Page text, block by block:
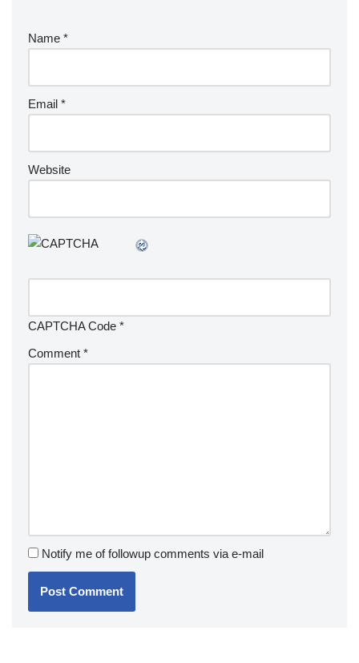
Name *
Email *
Website
CAPTCHA Code *
Comment *
Notify me of followup comments via e-mail